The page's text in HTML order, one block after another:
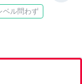
ベル問わず